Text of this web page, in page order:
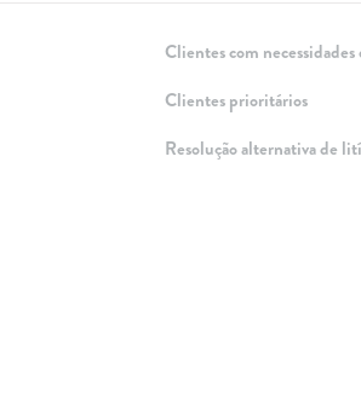
Clientes com necessidades
Clientes prioritários
Resolução alternativa de